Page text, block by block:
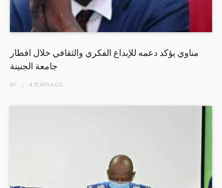
مناوي يؤكد دعمه للإبداع الفكري والثقافي خلال افطار
جامعة الجنينة
BY 4 YEARSAGO